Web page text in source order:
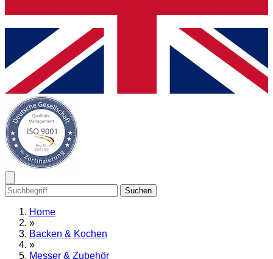
Suchen
Home
»
Backen & Kochen
»
Messer & Zubehör